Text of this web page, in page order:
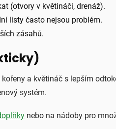
(otvory v květináči, drenáž).
listy často nejsou problém.
zásahů.
a květináč s lepším
systém.
nebo na nádoby pro